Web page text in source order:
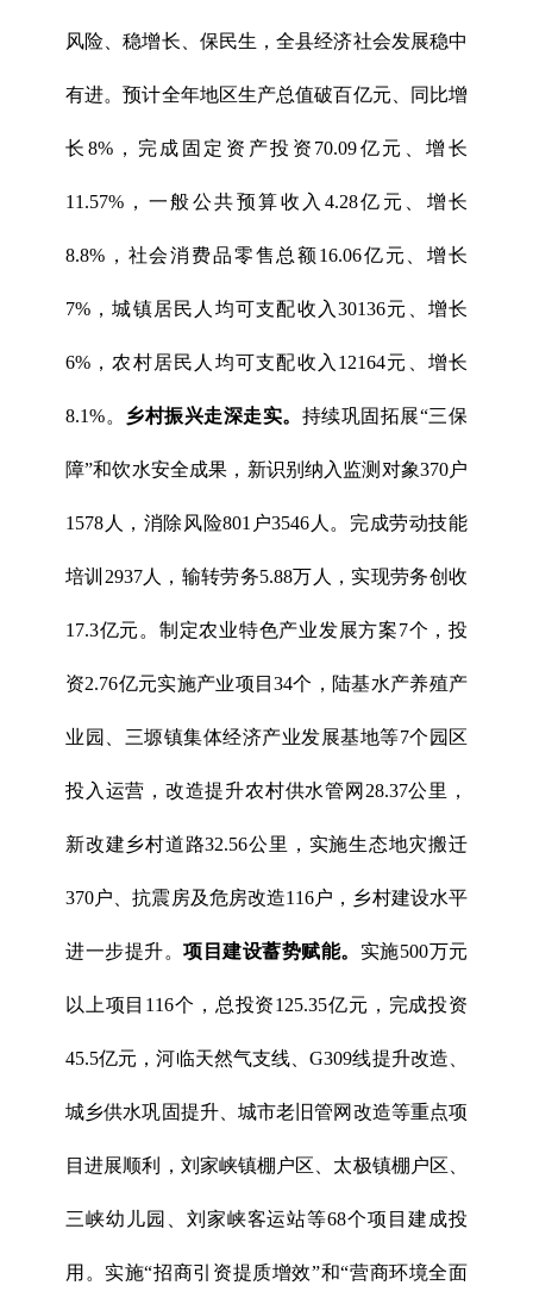
风险、稳增长、保民生，全县经济社会发展稳中
有进。预计全年地区生产总值破百亿元、同比增
长8%，完成固定资产投资70.09亿元、增长
11.57%，一般公共预算收入4.28亿元、增长
8.8%，社会消费品零售总额16.06亿元、增长
7%，城镇居民人均可支配收入30136元、增长
6%，农村居民人均可支配收入12164元、增长
8.1%。 乡村振兴走深走实。 持续巩固拓展“三保
障”和饮水安全成果，新识别纳入监测对象370户
1578人，消除风险801户3546人。完成劳动技能
培训2937人，输转劳务5.88万人，实现劳务创收
17.3亿元。制定农业特色产业发展方案7个，投
资2.76亿元实施产业项目34个，陆基水产养殖产
业园、三塬镇集体经济产业发展基地等7个园区
投入运营，改造提升农村供水管网28.37公里，
新改建乡村道路32.56公里，实施生态地灾搬迁
370户、抗震房及危房改造116户，乡村建设水平
进一步提升。项目建设蓄势赋能。 实施500万元
以上项目116个，总投资125.35亿元，完成投资
45.5亿元，河临天然气支线、G309线提升改造、
城乡供水巩固提升、城市老旧管网改造等重点项
目进展顺利，刘家峡镇棚户区、太极镇棚户区、
三峡幼儿园、刘家峡客运站等68个项目建成投
用。实施“招商引资提质增效”和“营商环境全面